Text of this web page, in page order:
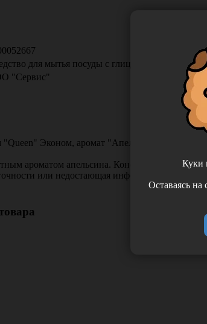
для мытья посуды с глицерином
"Сервис"
"Queen" Эконом, аромат "Апельсин", 5 л.,
ароматом апельсина. Консистенция
или недостающая информация. Если
Куки
Оставаясь на